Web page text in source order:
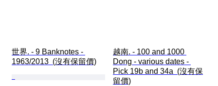
世界. - 9 Banknotes -
1963/2013  (沒有保留價)
越南. - 100 and 1000
Dong - various dates -
Pick 19b and 34a  (沒有保
留價)